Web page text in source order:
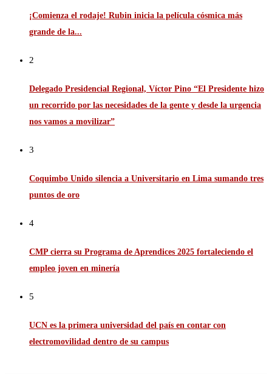
¡Comienza el rodaje! Rubin inicia la película cósmica más
grande de la...
2
Delegado Presidencial Regional, Víctor Pino “El Presidente hizo
un recorrido por las necesidades de la gente y desde la urgencia
nos vamos a movilizar”
3
Coquimbo Unido silencia a Universitario en Lima sumando tres
puntos de oro
4
CMP cierra su Programa de Aprendices 2025 fortaleciendo el
empleo joven en minería
5
UCN es la primera universidad del país en contar con
electromovilidad dentro de su campus